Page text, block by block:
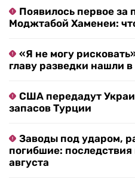
Появилось первое за
Моджтабой Хаменеи:
«Я не могу
главу разведки нашли
США передадут
запасов Турции
Заводы под ударом,
погибшие:
августа